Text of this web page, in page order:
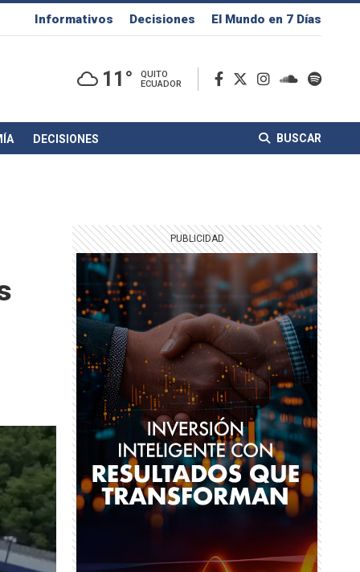
Informativos Decisiones El Mundo en 7 Días
11°
QUITO
ECUADOR
DECISIONES BUSCAR